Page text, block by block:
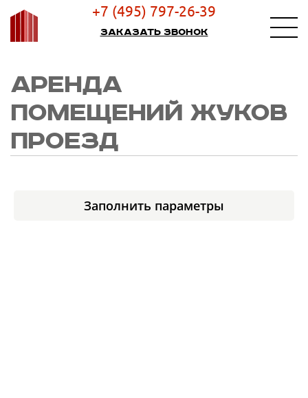
+7 (495) 797-26-39
Заказать звонок
АРЕНДА
ПОМЕЩЕНИЙ ЖУКОВ
ПРОЕЗД
Заполнить параметры